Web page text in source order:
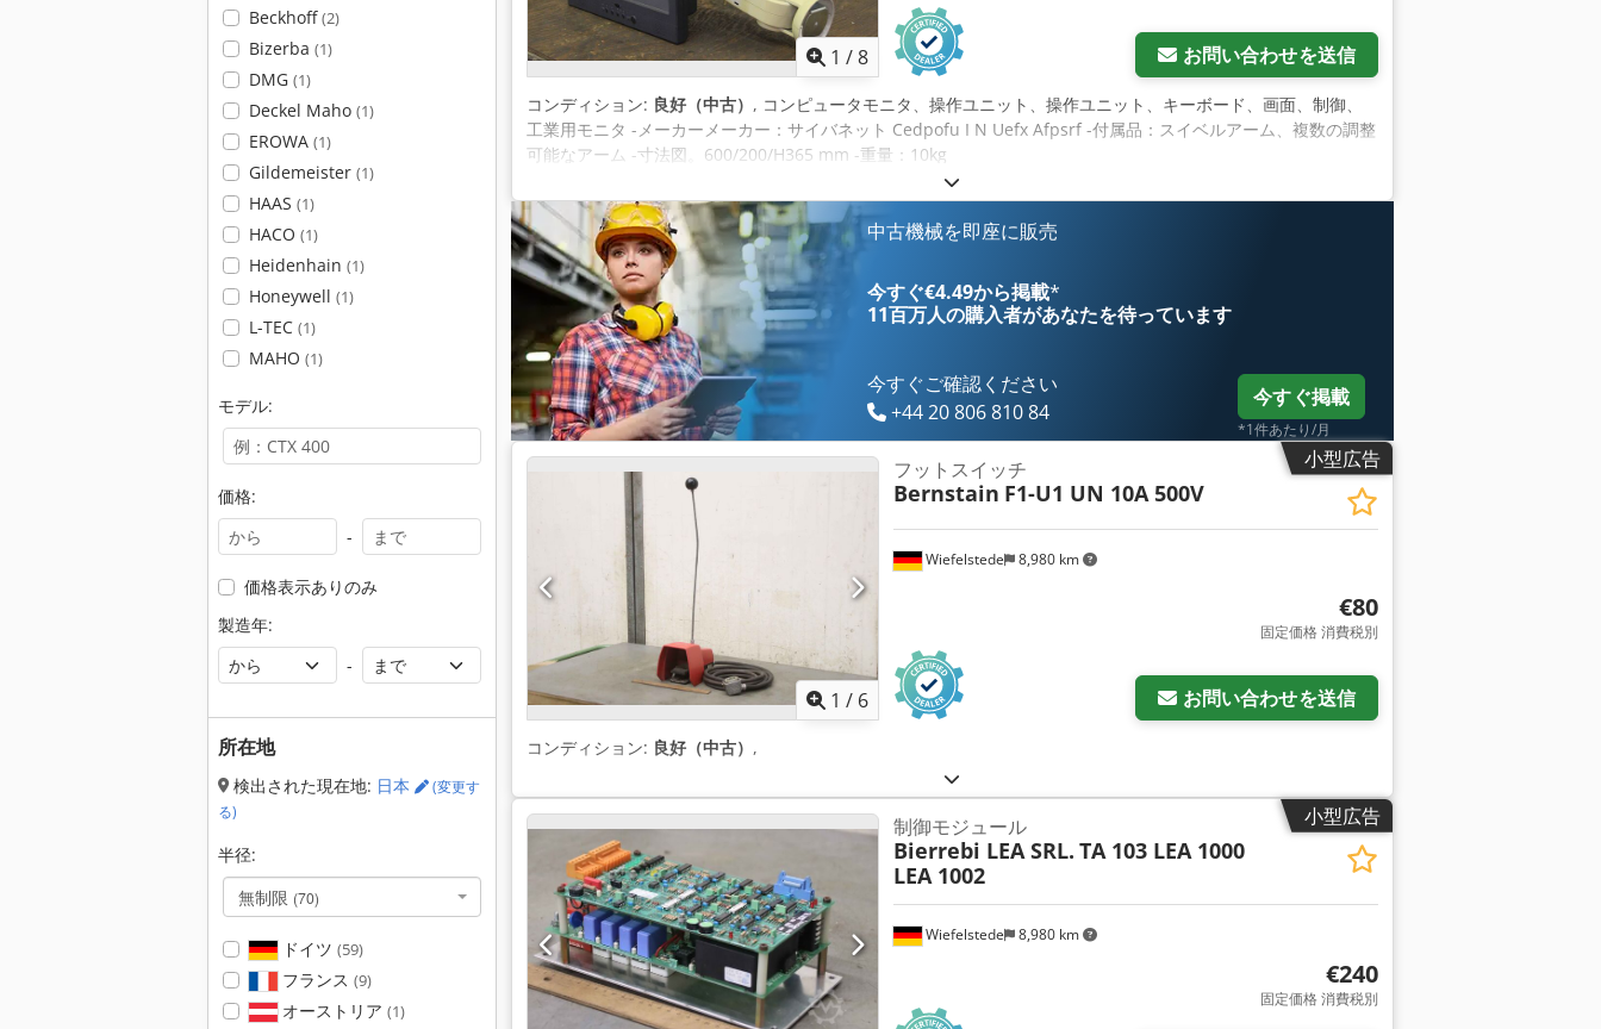
Beckhoff(2)
Bizerba (1)
DMG (1)
Deckel Maho (1)
EROWA (1)
Gildemeister (1)
HAAS (1)
HACO (1)
Heidenhain (1)
Honeywell (1)
L-TEC (1)
MAHO (1)
モデル:
価格:
-
価格表示ありのみ
製造年:
-
所在地
検出された現在地: 日本
(変更す
る)
半径:
無制限 (70)
ドイツ (59)
フランス (9)
オーストリア (1)
1 /8 お問い合わせを送信
コンディション: 良好（中古） , コンピュータモニタ、操作ユニット、操作ユニット、キーボード、画面、制御、
工業用モニタ -メーカーメーカー：サイバネット Cedpofu I N Uefx Afpsrf -付属品：スイベルアーム、複数の調整
可能なアーム -寸法図。600/200/H365 mm -重量：10kg
中古機械を即座に販売
今すぐ€4.49から掲載*
11百万人の購入者があなたを待っています
今すぐご確認ください
+44 20 806 810 84
今すぐ掲載
*1件あたり/月
小型広告
1 / 6
Wiefelstede 8,980 km
フットスイッチ
Bernstain F1-U1 UN 10A 500V
€80
固定価格 消費税別
お問い合わせを送信
コンディション: 良好（中古） ,
小型広告
Wiefelstede 8,980 km
制御モジュール
Bierrebi LEA SRL. TA 103 LEA 1000
LEA 1002
€240
固定価格 消費税別